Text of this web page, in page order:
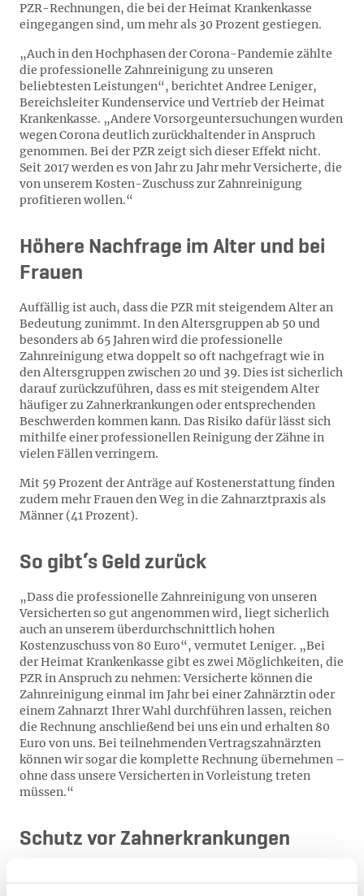
PZR-Rechnungen, die bei der Heimat Krankenkasse
eingegangen sind, um mehr als 30 Prozent gestiegen.
„Auch in den Hochphasen der Corona-Pandemie zählte
die professionelle Zahnreinigung zu unseren
beliebtesten Leistungen“, berichtet Andree Leniger,
Bereichsleiter Kundenservice und Vertrieb der Heimat
Krankenkasse. „Andere Vorsorgeuntersuchungen wurden
wegen Corona deutlich zurückhaltender in Anspruch
genommen. Bei der PZR zeigt sich dieser Effekt nicht.
Seit 2017 werden es von Jahr zu Jahr mehr Versicherte, die
von unserem Kosten-Zuschuss zur Zahnreinigung
profitieren wollen.“
Höhere Nachfrage im Alter und bei
Frauen
Auffällig ist auch, dass die PZR mit steigendem Alter an
Bedeutung zunimmt. In den Altersgruppen ab 50 und
besonders ab 65 Jahren wird die professionelle
Zahnreinigung etwa doppelt so oft nachgefragt wie in
den Altersgruppen zwischen 20 und 39. Dies ist sicherlich
darauf zurückzuführen, dass es mit steigendem Alter
häufiger zu Zahnerkrankungen oder entsprechenden
Beschwerden kommen kann. Das Risiko dafür lässt sich
mithilfe einer professionellen Reinigung der Zähne in
vielen Fällen verringern.
Mit 59 Prozent der Anträge auf Kostenerstattung finden
zudem mehr Frauen den Weg in die Zahnarztpraxis als
Männer (41 Prozent).
So gibt‘s Geld zurück
„Dass die professionelle Zahnreinigung von unseren
Versicherten so gut angenommen wird, liegt sicherlich
auch an unserem überdurchschnittlich hohen
Kostenzuschuss von 80 Euro“, vermutet Leniger. „Bei
der Heimat Krankenkasse gibt es zwei Möglichkeiten, die
PZR in Anspruch zu nehmen: Versicherte können die
Zahnreinigung einmal im Jahr bei einer Zahnärztin oder
einem Zahnarzt Ihrer Wahl durchführen lassen, reichen
die Rechnung anschließend bei uns ein und erhalten 80
Euro von uns. Bei teilnehmenden Vertragszahnärzten
können wir sogar die komplette Rechnung übernehmen –
ohne dass unsere Versicherten in Vorleistung treten
müssen.“
Schutz vor Zahnerkrankungen